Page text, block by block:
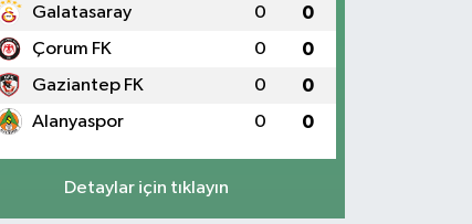
Galatasaray 0 0
Çorum FK 0 0
Gaziantep FK 0 0
Alanyaspor 0 0
Detaylar için tıklayın